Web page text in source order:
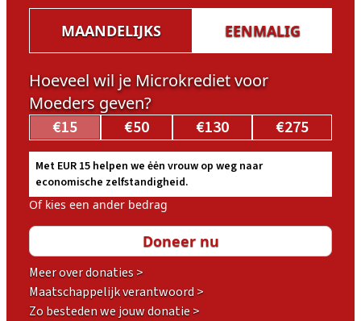
MAANDELIJKS EENMALIG
Hoeveel wil je Microkrediet voor
Moeders geven?
€15 €50 €130 €275
Met EUR 15 helpen we ėėn vrouw op weg naar
economische zelfstandigheid.
Of kies een ander bedrag
Meer over donaties >
Maatschappelijk verantwoord >
Zo besteden we jouw donatie >